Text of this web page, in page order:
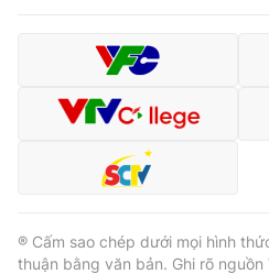
® Cấm sao chép dưới mọi hình
thuận bằng văn bản. Ghi rõ